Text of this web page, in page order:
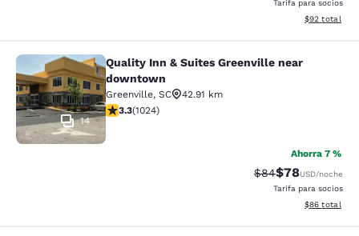
Tarifa para socios
Ver detalles
$92 total
Quality Inn & Suites Greenville
14
Quality Inn & Suites Greenville near
downtown
Greenville, SC
42.91 km
Calificación de 3.31 estrellas. Bueno. 1024 reseñas
3.3(1024)
Ahorra 7 %
Tarifa tachada:
$84Tarifa
$78USD/noche
Tarifa para socios
Ver detalles
$86 total